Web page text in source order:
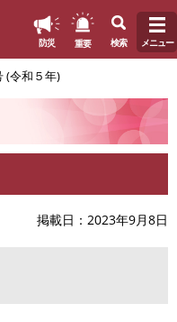
防災 重要 検索 メニュー
(令和５年)
掲載日 2023年9月8日